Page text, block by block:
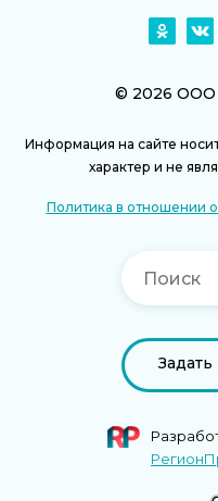
© 2026
Информация на сайте
характер и не
Политика в отношении